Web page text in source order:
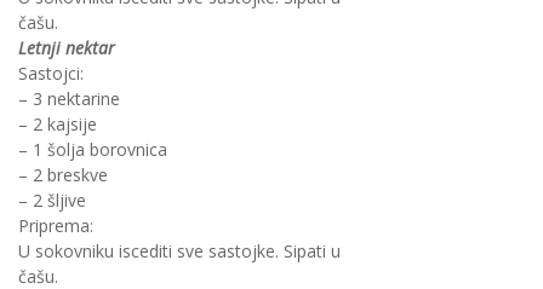
čašu.
Letnji nektar
Sastojci:
– 3 nektarine
– 2 kajsije
– 1 šolja borovnica
– 2 breskve
– 2 šljive
Priprema:
U sokovniku iscediti sve sastojke. Sipati u
čašu.